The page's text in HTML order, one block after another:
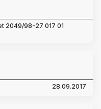
2049/98-27 017 01
28.09.2017